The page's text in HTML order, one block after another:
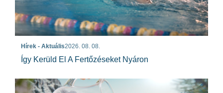
Hírek - Aktuális2026. 08. 08.
Így Kerüld El A Fertőzéseket Nyáron